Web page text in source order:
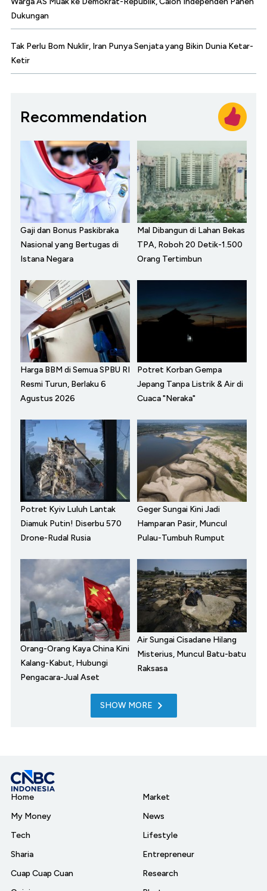
Dukungan
Tak Perlu Bom Nuklir, Iran Punya Senjata yang Bikin Dunia Ketar-
Ketir
Recommendation
Gaji dan Bonus Paskibraka
Nasional yang Bertugas di
Istana Negara
Mal Dibangun di Lahan Bekas
TPA, Roboh 20 Detik-1.500
Orang Tertimbun
Harga BBM di Semua SPBU RI
Resmi Turun, Berlaku 6
Agustus 2026
Potret Korban Gempa
Jepang Tanpa Listrik & Air di
Cuaca "Neraka"
Potret Kyiv Luluh Lantak
Diamuk Putin! Diserbu 570
Drone-Rudal Rusia
Geger Sungai Kini Jadi
Hamparan Pasir, Muncul
Pulau-Tumbuh Rumput
Orang-Orang Kaya China Kini
Kalang-Kabut, Hubungi
Pengacara-Jual Aset
Air Sungai Cisadane Hilang
Misterius, Muncul Batu-batu
Raksasa
SHOW MORE
Home
My Money
Tech
Sharia
Cuap Cuap Cuan
Market
News
Lifestyle
Entrepreneur
Research